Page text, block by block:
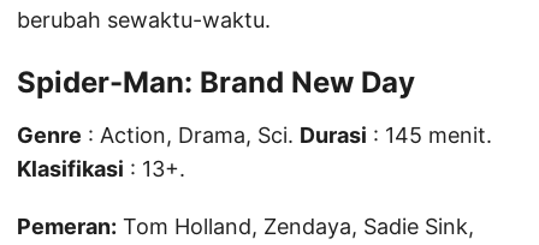
berubah sewaktu-waktu.
Spider-Man: Brand New Day
Genre : Action, Drama, Sci. Durasi : 145 menit.
Klasifikasi : 13+.
Pemeran: Tom Holland, Zendaya, Sadie Sink,